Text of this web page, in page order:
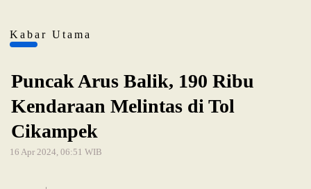
Kabar Utama
Puncak Arus Balik, 190 Ribu
Kendaraan Melintas di Tol
Cikampek
16 Apr 2024, 06:51 WIB